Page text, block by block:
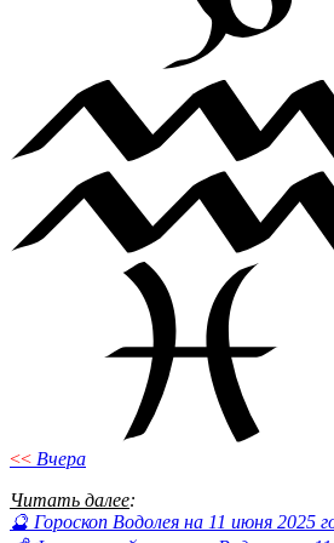
<< Вчера
Читать далее:
🔮 Гороскоп Водолея на 11 июня 2025